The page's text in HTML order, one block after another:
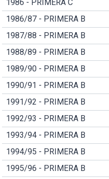
1986 - PRIMERA C
1986/87 - PRIMERA B
1987/88 - PRIMERA B
1988/89 - PRIMERA B
1989/90 - PRIMERA B
1990/91 - PRIMERA B
1991/92 - PRIMERA B
1992/93 - PRIMERA B
1993/94 - PRIMERA B
1994/95 - PRIMERA B
1995/96 - PRIMERA B